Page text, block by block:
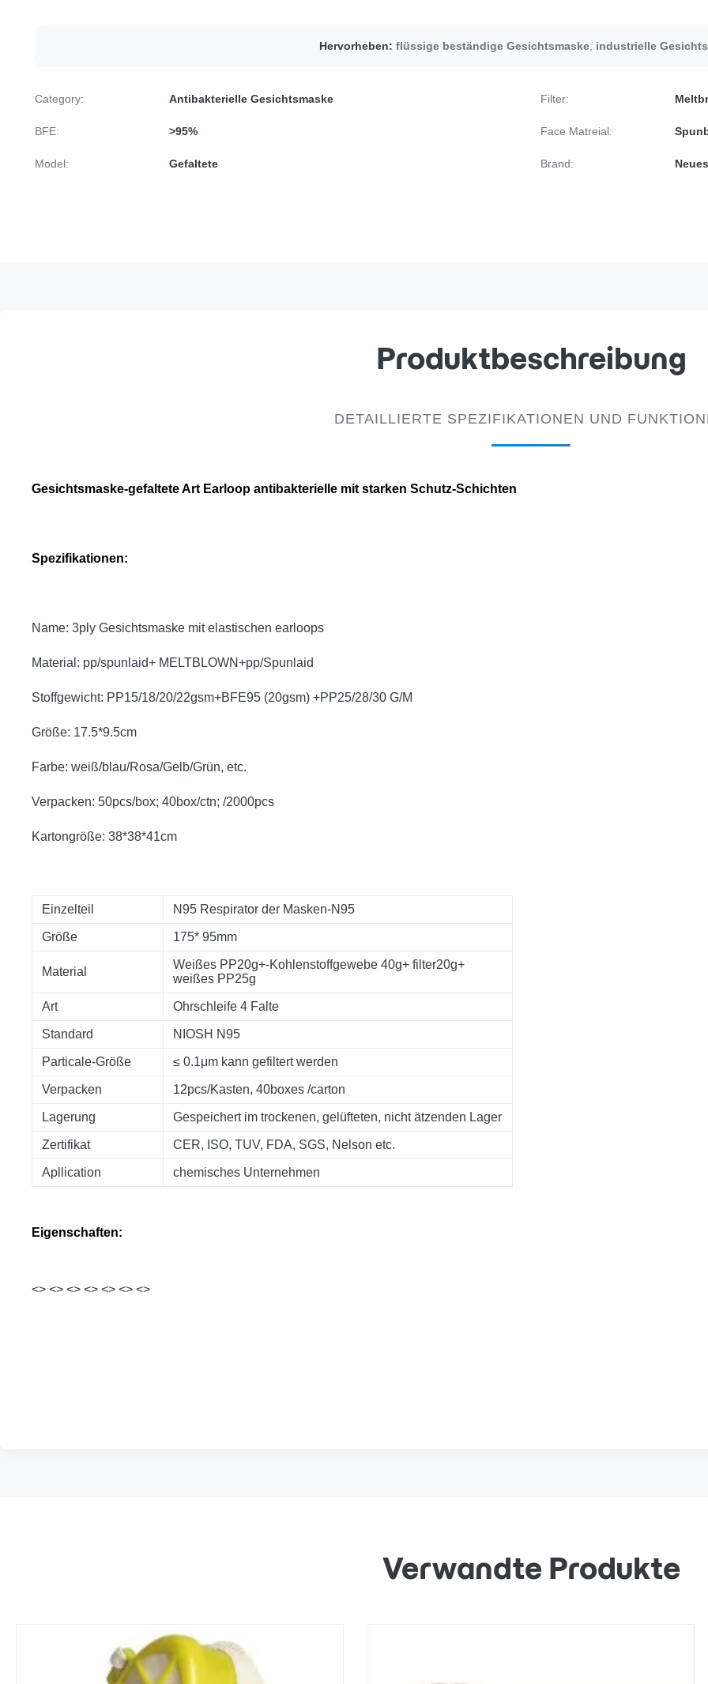
Hervorheben: flüssige beständige Gesichtsmaske industrielle
Category: Antibakterielle Gesichtsmaske Filter:
BFE: >95% Face Matreial:
Model: Gefaltete Brand:
Produktbeschreibung
DETAILLIERTE SPEZIFIKATIONEN UND
Gesichtsmaske-gefaltete Art Earloop antibakterielle mit starken Schutz-Schichten
Spezifikationen:
Name: 3ply Gesichtsmaske mit elastischen earloops
Material: pp/spunlaid+ MELTBLOWN+pp/Spunlaid
Stoffgewicht: PP15/18/20/22gsm+BFE95 (20gsm) +PP25/28/30 G/M
Größe: 17.5*9.5cm
Farbe: weiß/blau/Rosa/Gelb/Grün, etc.
Verpacken: 50pcs/box; 40box/ctn; /2000pcs
Kartongröße: 38*38*41cm
Einzelteil N95 Respirator der Masken-N95
Größe 175* 95mm
Material
Weißes PP20g+-Kohlenstoffgewebe 40g+ filter20g+
weißes PP25g
Art Ohrschleife 4 Falte
Standard NIOSH N95
Particale-Größe ≤ 0.1μm kann gefiltert werden
Verpacken 12pcs/Kasten, 40boxes /carton
Lagerung Gespeichert im trockenen, gelüfteten, nicht ätzenden Lager
Zertifikat CER, ISO, TUV, FDA, SGS, Nelson etc.
Apllication chemisches Unternehmen
Eigenschaften:
<> <> <> <> <> <> <>
Verwandte Produkte